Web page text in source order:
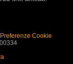
Preferenze Cookie